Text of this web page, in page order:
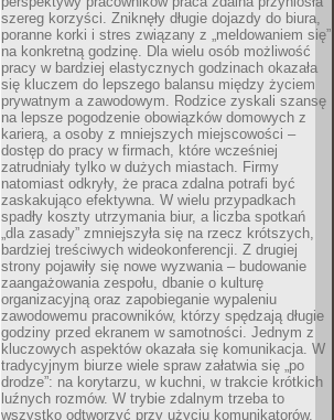
szereg korzyści. Zniknęły długie dojazdy do biura,
poranne korki i stres związany z „meldowaniem się”
na konkretną godzinę. Dla wielu osób możliwość
pracy w bardziej elastycznych godzinach okazała
się kluczem do lepszego balansu między życiem
prywatnym a zawodowym. Rodzice zyskali szansę
na lepsze pogodzenie obowiązków domowych z
karierą, a osoby z mniejszych miejscowości –
dostęp do pracy w firmach, które wcześniej
zatrudniały tylko w dużych miastach. Firmy
natomiast odkryły, że praca zdalna potrafi być
zaskakująco efektywna. W wielu przypadkach
spadły koszty utrzymania biur, a liczba spotkań
„dla zasady” zmniejszyła się na rzecz krótszych,
bardziej treściwych wideokonferencji. Z drugiej
strony pojawiły się nowe wyzwania – budowanie
zaangażowania zespołu, dbanie o kulturę
organizacyjną oraz zapobieganie wypaleniu
zawodowemu pracowników, którzy spędzają długie
godziny przed ekranem w samotności. Jednym z
kluczowych aspektów okazała się komunikacja. W
tradycyjnym biurze wiele spraw załatwia się „po
drodze”: na korytarzu, w kuchni, w trakcie krótkich
luźnych rozmów. W trybie zdalnym trzeba to
wszystko odtworzyć przy użyciu komunikatorów,